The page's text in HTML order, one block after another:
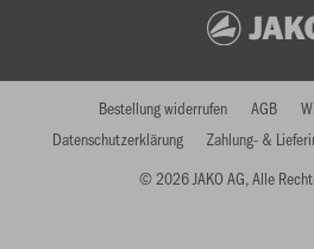
© 2026 JAKO AG, Alle
Bestellung widerrufen AGB
Datenschutzerklärung
Zahlung- &